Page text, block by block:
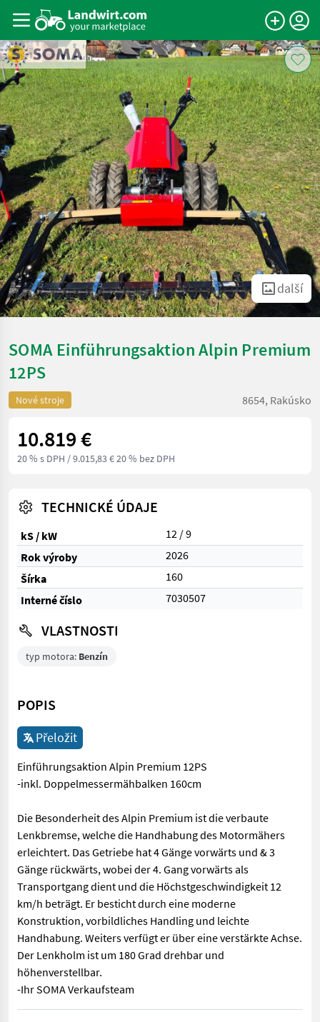
další
SOMA Einführungsaktion Alpin Premium
12PS
Nové stroje 8654, Rakúsko
10.819 €
20 % s DPH / 9.015,83 € 20 % bez DPH
TECHNICKÉ ÚDAJE
kS / kW
12 / 9
Rok výroby
2026
Šírka
160
Interné číslo
7030507
VLASTNOSTI
typ motora: Benzín
POPIS
Přeložit
Einführungsaktion Alpin Premium 12PS
-inkl. Doppelmessermähbalken 160cm
Die Besonderheit des Alpin Premium ist die verbaute
Lenkbremse, welche die Handhabung des Motormähers
erleichtert. Das Getriebe hat 4 Gänge vorwärts und & 3
Gänge rückwärts, wobei der 4. Gang vorwärts als
Transportgang dient und die Höchstgeschwindigkeit 12
km/h beträgt. Er besticht durch eine moderne
Konstruktion, vorbildliches Handling und leichte
Handhabung. Weiters verfügt er über eine verstärkte Achse.
Der Lenkholm ist um 180 Grad drehbar und
höhenverstellbar.
-Ihr SOMA Verkaufsteam
Einführungsaktion Alpin Premium 12PS -inkl.